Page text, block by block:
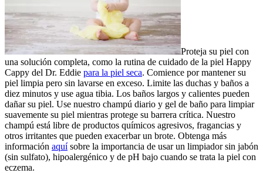
Proteja su piel con
una solución completa, como la rutina de cuidado de la piel Happy
Cappy del Dr. Eddie para la piel seca. Comience por mantener su
piel limpia pero sin lavarse en exceso. Limite las duchas y baños a
diez minutos y use agua tibia. Los baños largos y calientes pueden
dañar su piel. Use nuestro champú diario y gel de baño para limpiar
suavemente su piel mientras protege su barrera crítica. Nuestro
champú está libre de productos químicos agresivos, fragancias y
otros irritantes que pueden exacerbar un brote. Obtenga más
información aquísobre la importancia de usar un limpiador sin jabón
(sin sulfato), hipoalergénico y de pH bajo cuando se trata la piel con
eczema.